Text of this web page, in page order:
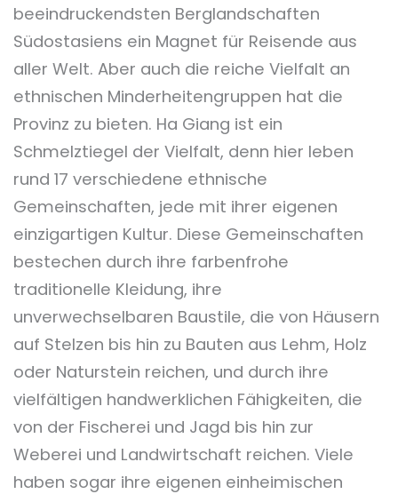
beeindruckendsten Berglandschaften
Südostasiens ein Magnet für Reisende aus
aller Welt. Aber auch die reiche Vielfalt an
ethnischen Minderheitengruppen hat die
Provinz zu bieten. Ha Giang ist ein
Schmelztiegel der Vielfalt, denn hier leben
rund 17 verschiedene ethnische
Gemeinschaften, jede mit ihrer eigenen
einzigartigen Kultur. Diese Gemeinschaften
bestechen durch ihre farbenfrohe
traditionelle Kleidung, ihre
unverwechselbaren Baustile, die von Häusern
auf Stelzen bis hin zu Bauten aus Lehm, Holz
oder Naturstein reichen, und durch ihre
vielfältigen handwerklichen Fähigkeiten, die
von der Fischerei und Jagd bis hin zur
Weberei und Landwirtschaft reichen. Viele
haben sogar ihre eigenen einheimischen